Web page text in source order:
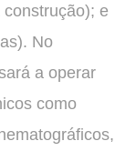
e
No
a operar
como